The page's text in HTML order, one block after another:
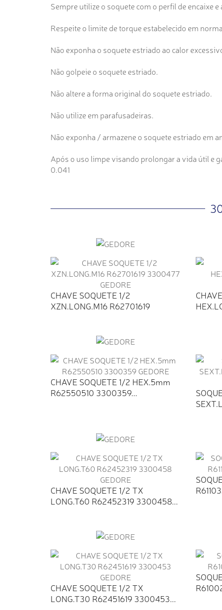
Sempre utilize o soquete com o perfil de encaixe
Respeite o limite de torque estabelecido em
Não exponha o soquete estriado ao calor
Não golpeie o soquete estriado.
Não altere a forma original do soquete estriado.
Não utilize em parafusadeiras.
Não exponha / armazene o soquete estriado em
Após o uso limpe visando prolongar a vida útil e
0.041
CHAVE SOQUETE 1/2
XZN.LONG.M16 R62701619
CHAVE SOQUETE 1/2 HEX.5mm
R62550510 3300359...
CHAVE SOQUETE 1/2 TX
LONG.T60 R62452319 3300458...
CHAVE SOQUETE 1/2 TX
LONG.T30 R62451619 3300453...